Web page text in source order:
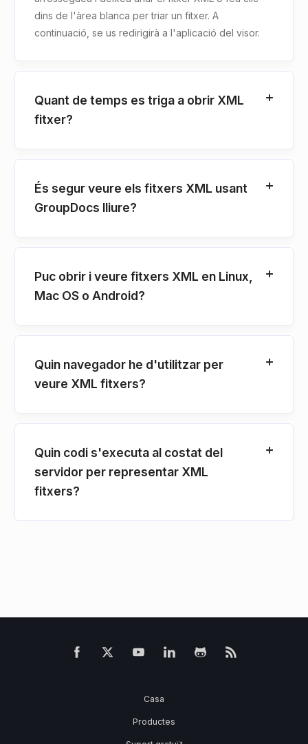
dins de l'àrea blanca per triar un fitxer. A
continuació, se us redirigirà a l'aplicació del visor.
Quant de temps es triga a obrir XML
fitxer?
És segur veure els fitxers XML usant
GroupDocs lliure?
Puc obrir i veure fitxers XML en Linux,
Mac OS o Android?
Quin navegador he d'utilitzar per
veure XML fitxers?
Quin codi s'executa al costat del
servidor per representar XML
fitxers?
Casa
Productes